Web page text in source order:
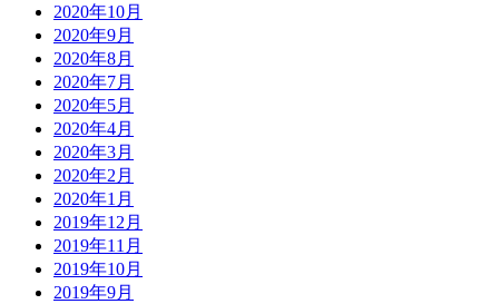
2020年10月
2020年9月
2020年8月
2020年7月
2020年5月
2020年4月
2020年3月
2020年2月
2020年1月
2019年12月
2019年11月
2019年10月
2019年9月